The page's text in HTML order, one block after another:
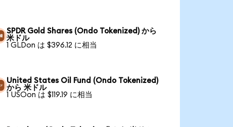
SPDR Gold Shares (Ondo Tokenized) から
米ドル
1 GLDon は $396.12 に相当
United States Oil Fund (Ondo Tokenized)
から 米ドル
1 USOon は $119.19 に相当